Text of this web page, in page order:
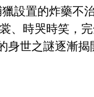
設置的炸藥不
時哭時笑，
世之謎逐漸